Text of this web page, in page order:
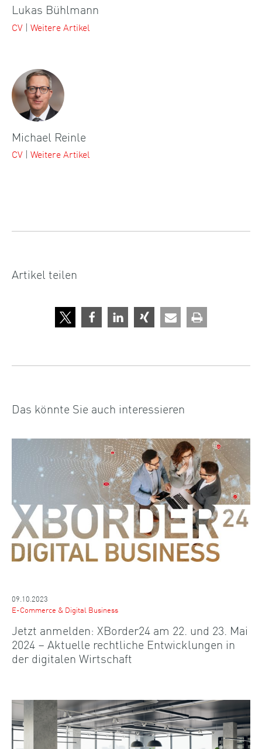
Lukas Bühlmann
CV | Weitere Artikel
Michael Reinle
CV | Weitere Artikel
Artikel teilen
Das könnte Sie auch interessieren
09.10.2023
E-Commerce & Digital Business
Jetzt anmelden: XBorder24 am 22. und 23. Mai
2024 – Aktuelle rechtliche Entwicklungen in
der digitalen Wirtschaft